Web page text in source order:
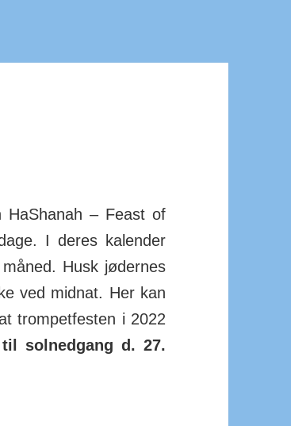
HaShanah – Feast of
I deres kalender
Husk jødernes
ved midnat. Her kan
trom­pet­festen i 2022
sol­ned­gang d. 27.